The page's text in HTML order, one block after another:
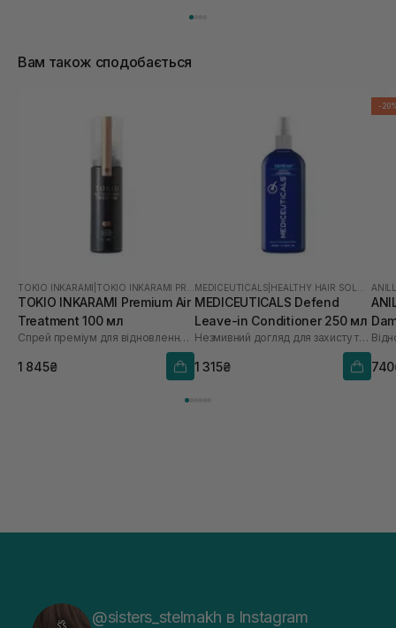
Вам також сподобається
TOKIO INKARAMI
TOKIO INKARAMI Premium Air
Treatment 100 мл
Спрей преміум для відновлення сухого, пошкодженого волосся
1 845₴
MEDICEUTICALS
MEDICEUTICALS Defend
Leave-in Conditioner 250 мл
Незмивний догляд для захисту та розплутування волосся
1 315₴
-
@sisters_stelmakh в Instagram